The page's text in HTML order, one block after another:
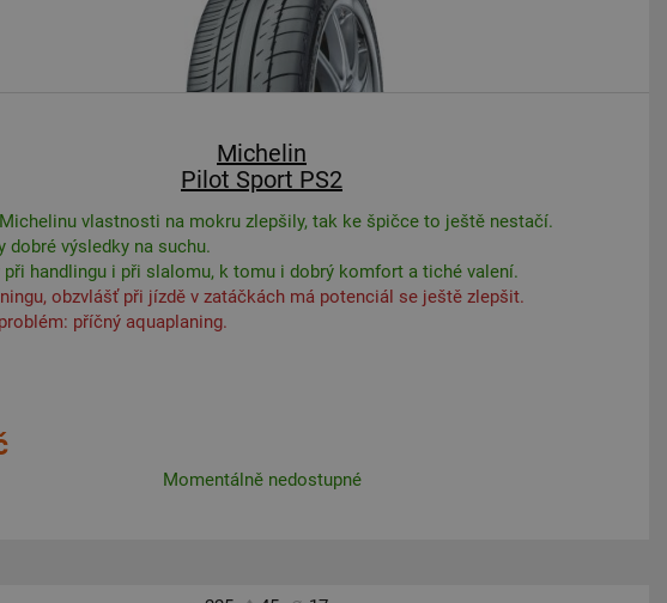
Michelin
Pilot Sport PS2
vlastnosti na mokru zlepšily, tak ke špičce to ještě nestačí.
dobré výsledky na suchu.
při handlingu i při slalomu, k tomu i dobrý komfort a tiché valení.
obzvlášť při jízdě v zatáčkách má potenciál se ještě zlepšit.
příčný aquaplaning.
Momentálně nedostupné